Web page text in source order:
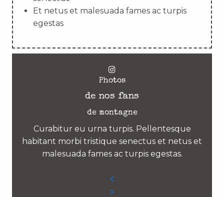
Et netus et malesuada fames ac turpis
egestas
Photos
de nos fans
de montagne
Curabitur eu urna turpis. Pellentesque
habitant morbi tristique senectus et netus et
malesuada fames ac turpis egestas.